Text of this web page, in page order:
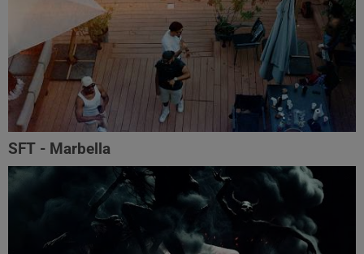
SFT - Marbella